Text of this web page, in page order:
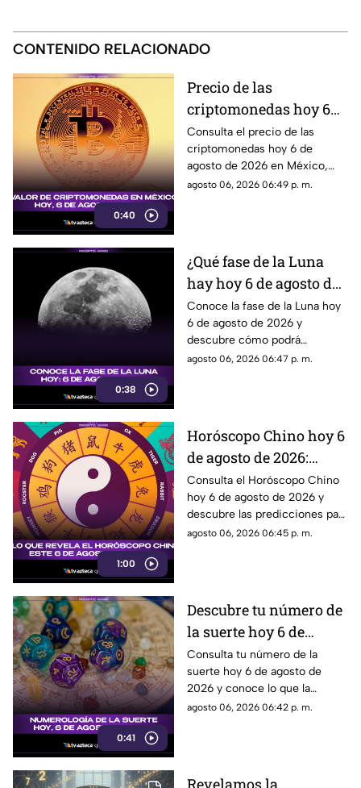
CONTENIDO RELACIONADO
0:40
Precio de las
criptomonedas hoy 6
de agosto de 2026 en
México: Bitcoin,
Ethereum y más
Consulta el precio de las
criptomonedas hoy 6 de
agosto de 2026 en México,
con las cotizaciones de
agosto 06, 2026 06:49 p. m.
0:38
¿Qué fase de la Luna
hay hoy 6 de agosto de
2026? Descubre cómo
se verá el satélite esta
noche
Conoce la fase de la Luna hoy
6 de agosto de 2026 y
descubre cómo podrá
observarse el satélite natural
agosto 06, 2026 06:47 p. m.
1:00
Horóscopo Chino hoy 6
de agosto de 2026:
predicciones para cada
signo del zodiaco chino
Consulta el Horóscopo Chino
hoy 6 de agosto de 2026 y
descubre las predicciones para
el amor, dinero, salud y trabajo.
agosto 06, 2026 06:45 p. m.
0:41
Descubre tu número de
la suerte hoy 6 de
agosto de 2026 según la
numerología y su
significado
Consulta tu número de la
suerte hoy 6 de agosto de
2026 y conoce lo que la
numerología revela para este
agosto 06, 2026 06:42 p. m.
Revelamos la